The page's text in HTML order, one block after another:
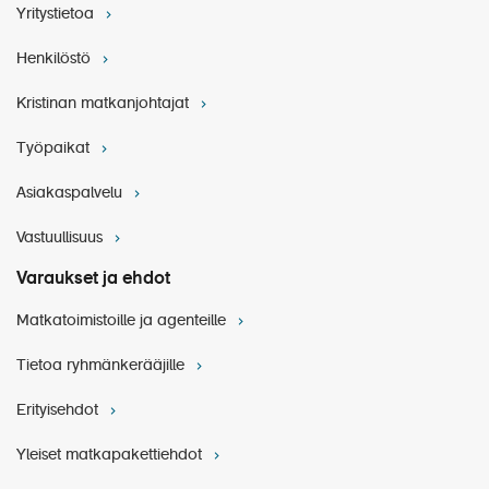
(hotellin edestä) Travemünden satamaan lähtee klo
Yritystietoa
Henkilöstö
Kristinan matkanjohtajat
Työpaikat
Asiakaspalvelu
Vastuullisuus
Varaukset ja ehdot
Matkatoimistoille ja agenteille
Tietoa ryhmänkerääjille
Erityisehdot
Yleiset matkapakettiehdot